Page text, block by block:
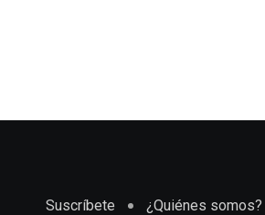
Suscríbete ¿Quiénes somos?